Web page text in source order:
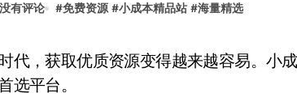
没有评论 #免费资源 #小成本精品站 #海量精选
选平台。